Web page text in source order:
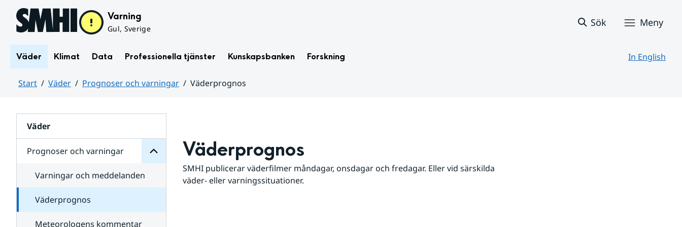
Hoppa till sidans innehåll Varning
Gul, Sverige
Sök Meny
Väder Klimat Data Professionella tjänster Kunskapsbanken Forskning In English
Start Väder Prognoser och varningar
Väderprognos
Väder
Prognoser och varningar
för
varningar
Varningar och meddelanden
Väderprognos
Meteorologens kommentar
Väderprognos
SMHI publicerar väderfilmer måndagar, onsdagar och fredagar. Eller vid särskilda
väder- eller varningssituationer.